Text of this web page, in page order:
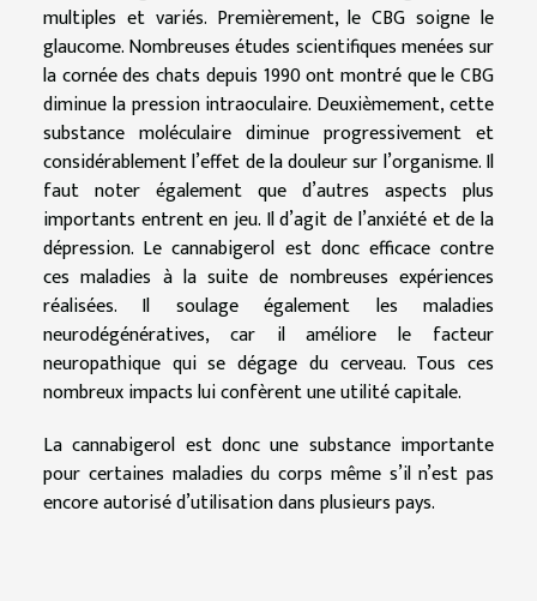
multiples et variés. Premièrement, le CBG soigne le
glaucome. Nombreuses études scientifiques menées sur
la cornée des chats depuis 1990 ont montré que le CBG
diminue la pression intraoculaire. Deuxièmement, cette
substance moléculaire diminue progressivement et
considérablement l’effet de la douleur sur l’organisme. Il
faut noter également que d’autres aspects plus
importants entrent en jeu. Il d’agit de l’anxiété et de la
dépression. Le cannabigerol est donc efficace contre
ces maladies à la suite de nombreuses expériences
réalisées. Il soulage également les maladies
neurodégénératives, car il améliore le facteur
neuropathique qui se dégage du cerveau. Tous ces
nombreux impacts lui confèrent une utilité capitale.
La cannabigerol est donc une substance importante
pour certaines maladies du corps même s’il n’est pas
encore autorisé d’utilisation dans plusieurs pays.